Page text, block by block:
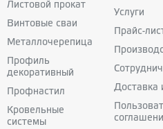
Листовой прокат
Винтовые сваи
Металлочерепица
Профиль
декоративный
Профнастил
Кровельные
системы
Услуги
Прайс-
Доставка